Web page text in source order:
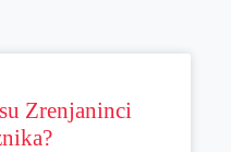
Zrenjaninci